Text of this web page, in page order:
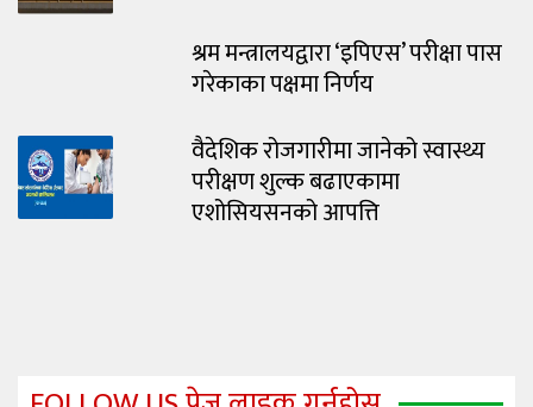
श्रम मन्त्रालयद्वारा ‘इपिएस’ परीक्षा पास
गरेकाका पक्षमा निर्णय
वैदेशिक रोजगारीमा जानेको स्वास्थ्य
परीक्षण शुल्क बढाएकामा
एशोसियसनको आपत्ति